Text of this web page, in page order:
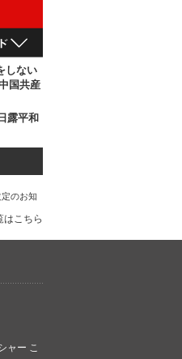
しない
国共産
露平和
のお知
はこちら
ャー こ